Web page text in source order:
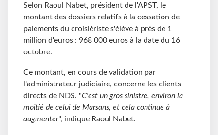
Selon Raoul Nabet, président de l'APST, le
montant des dossiers relatifs à la cessation de
paiements du croisiériste s'élève à près de 1
million d'euros : 968 000 euros à la date du 16
octobre.
Ce montant, en cours de validation par
l'administrateur judiciaire, concerne les clients
directs de NDS. "C'est un gros sinistre, environ la
moitié de celui de Marsans, et cela continue à
augmenter", indique Raoul Nabet.